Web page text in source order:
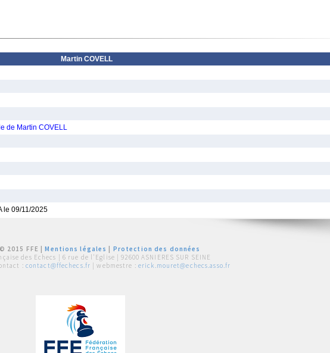
Martin COVELL
de Martin COVELL
le 09/11/2025
2015 FFE |Mentions légales
Protection des données
des Echecs | 6 rue de l'Eglise | 92600 ASNIERES SUR SEINE
: contact@ffechecs.fr | webmestre : erick.mouret@echecs.asso.fr